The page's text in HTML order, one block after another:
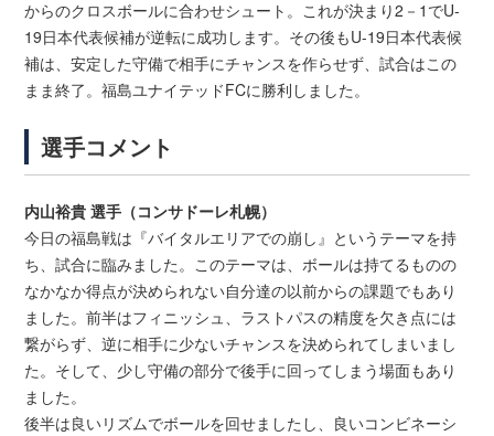
からのクロスボールに合わせシュート。これが決まり2－1でU-
19日本代表候補が逆転に成功します。その後もU-19日本代表候
補は、安定した守備で相手にチャンスを作らせず、試合はこの
まま終了。福島ユナイテッドFCに勝利しました。
選手コメント
内山裕貴 選手（コンサドーレ札幌）
今日の福島戦は『バイタルエリアでの崩し』というテーマを持
ち、試合に臨みました。このテーマは、ボールは持てるものの
なかなか得点が決められない自分達の以前からの課題でもあり
ました。前半はフィニッシュ、ラストパスの精度を欠き点には
繋がらず、逆に相手に少ないチャンスを決められてしまいまし
た。そして、少し守備の部分で後手に回ってしまう場面もあり
ました。
後半は良いリズムでボールを回せましたし、良いコンビネーシ